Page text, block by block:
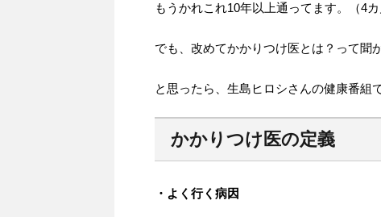
もうかれこれ10年以上通ってます。（4
でも、改めてかかりつけ医とは？って聞
と思ったら、生島ヒロシさんの健康番組
かかりつけ医の定義
・よく行く病因